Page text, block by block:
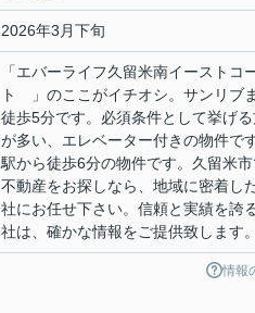
2026年3月下旬
「エバーライフ久留米南イーストコ
ト 」のここがイチオシ。サンリブ
徒歩5分です。必須条件として挙げ
が多い、エレベーター付きの物件で
駅から徒歩6分の物件です。久留米
不動産をお探しなら、地域に密着し
社にお任せ下さい。信頼と実績を誇
社は、確かな情報をご提供致します
情報